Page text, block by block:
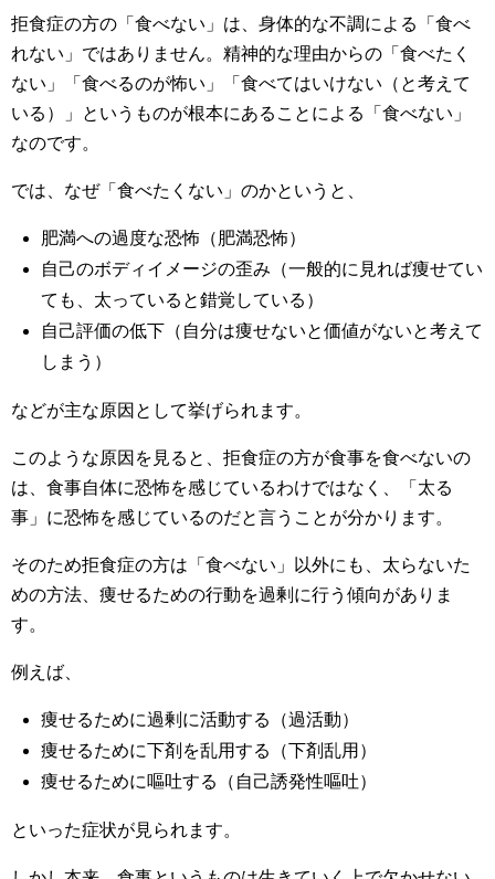
拒食症の方の「食べない」は、身体的な不調による「食べ
れない」ではありません。精神的な理由からの「食べたく
ない」「食べるのが怖い」「食べてはいけない（と考えて
いる）」というものが根本にあることによる「食べない」
なのです。
では、なぜ「食べたくない」のかというと、
肥満への過度な恐怖（肥満恐怖）
自己のボディイメージの歪み（一般的に見れば痩せてい
ても、太っていると錯覚している）
自己評価の低下（自分は痩せないと価値がないと考えて
しまう）
などが主な原因として挙げられます。
このような原因を見ると、拒食症の方が食事を食べないの
は、食事自体に恐怖を感じているわけではなく、「太る
事」に恐怖を感じているのだと言うことが分かります。
そのため拒食症の方は「食べない」以外にも、太らないた
めの方法、痩せるための行動を過剰に行う傾向がありま
す。
例えば、
痩せるために過剰に活動する（過活動）
痩せるために下剤を乱用する（下剤乱用）
痩せるために嘔吐する（自己誘発性嘔吐）
といった症状が見られます。